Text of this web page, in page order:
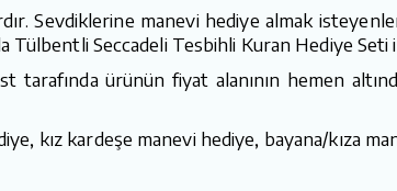
Sevdiklerine manevi hediye almak
Tülbentli Seccadeli Tesbihli Kuran Hediye
ürünün fiyat alanının hemen
kız kardeşe manevi hediye, bayana/kıza